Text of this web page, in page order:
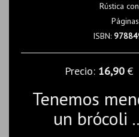
Rústica
ISBN:
Precio: 16,90
Tenemos
un brócoli